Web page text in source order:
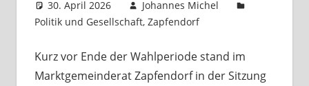
30. April 2026
Johannes Michel
Politik und Gesellschaft, Zapfendorf
Kurz vor Ende der Wahlperiode stand im
Marktgemeinderat Zapfendorf in der Sitzung